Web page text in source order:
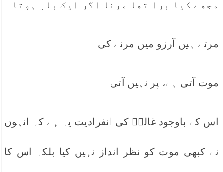
مجھے کیا برا تھا مرنا اگر ایک بار ہوتا
مرتے ہیں آرزو میں مرنے کی
موت آتی ہے، پر نہیں آتی
اس کے باوجود غالبؔ کی انفرادیت یہ ہے کہ انہوں
نے کبھی موت کو نظر انداز نہیں کیا بلکہ اس کا